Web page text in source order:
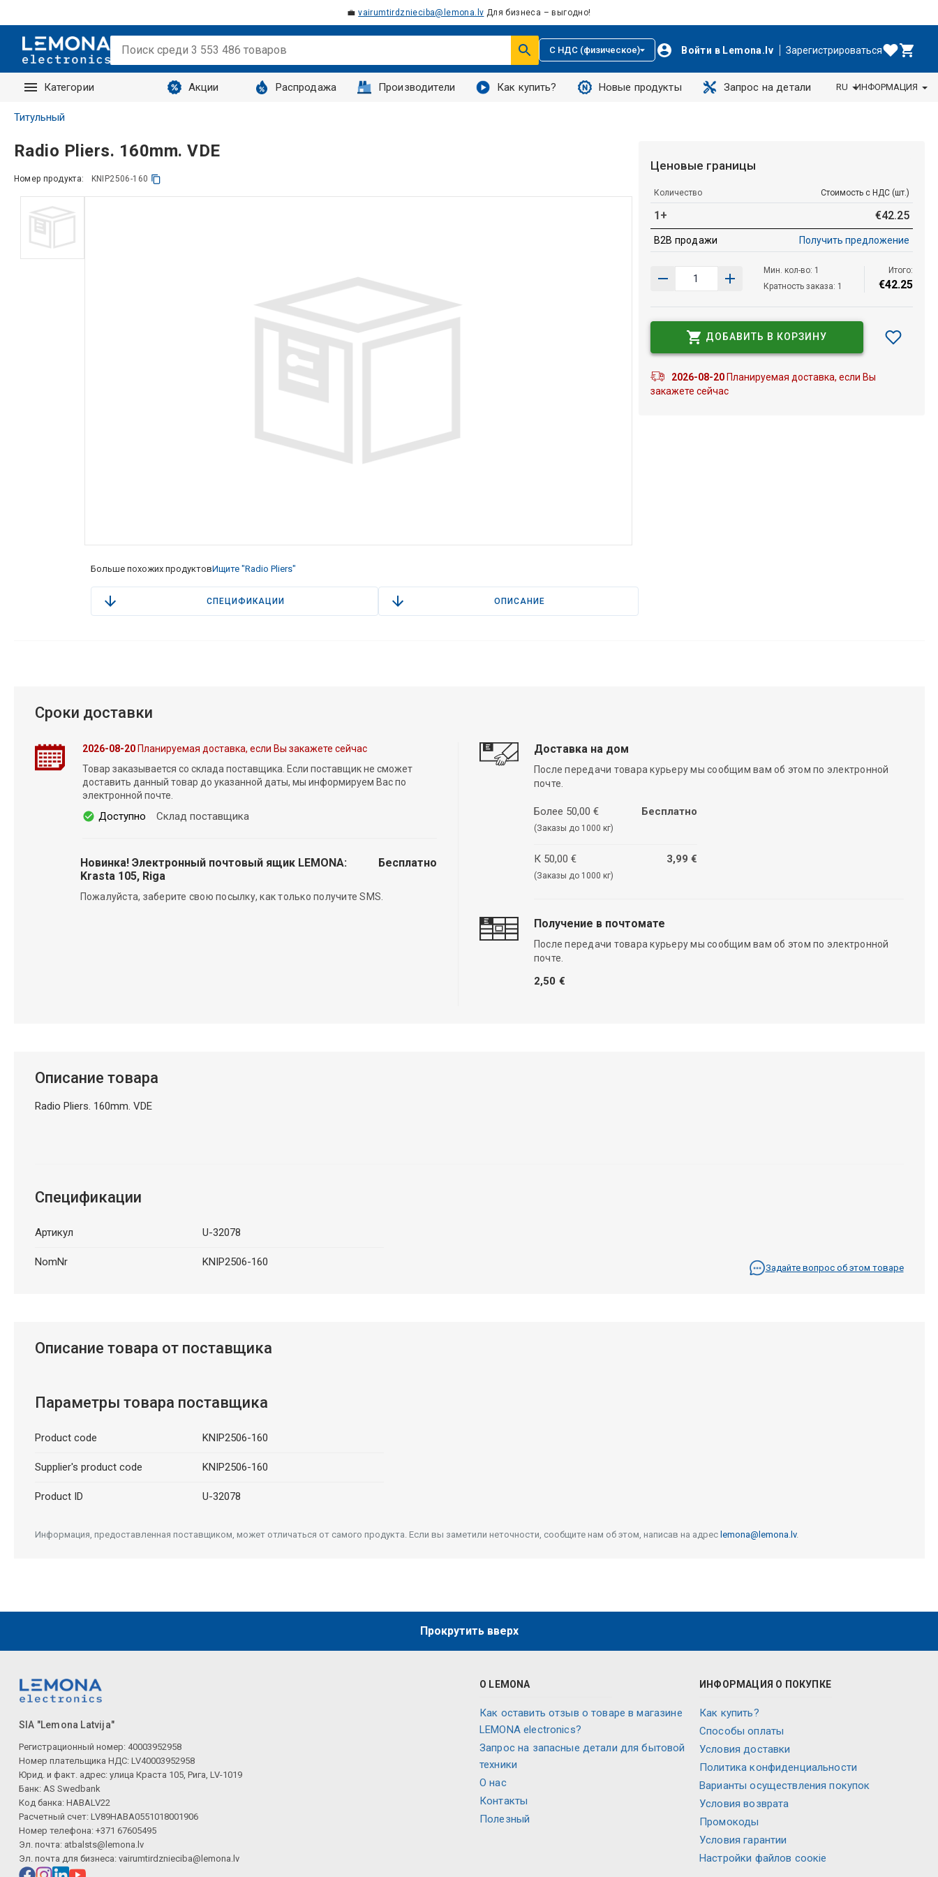
💼vairumtirdznieciba@lemona.lv Для бизнеса – выгодно!
С НДС (физическое) Войти в Lemona.lv Зарегистрироваться
Категории Акции Распродажа Производители Как купить? Новые продукты Запрос на детали
Запросы
RU ИНФОРМАЦИЯ
Титульный
Radio Pliers. 160mm. VDE
Номер продукта: KNIP2506-160
Больше похожих продуктовИщите "Radio Pliers"
СПЕЦИФИКАЦИИ ОПИСАНИЕ
Ценовые границы
Количество Стоимость с НДС (шт.)
1+ €42.25
B2B продажи Получить предложение
Мин. кол-во: 1
Кратность заказа: 1
Итого:
€42.25
ДОБАВИТЬ В КОРЗИНУ
2026-08-20Планируемая доставка, если Вы
закажете сейчас
Сроки доставки
2026-08-20Планируемая доставка, если Вы закажете сейчас
Товар заказывается со склада поставщика. Если поставщик не сможет
доставить данный товар до указанной даты, мы информируем Вас по
электронной почте.
Доступно Склад поставщика
Новинка! Электронный почтовый ящик LEMONA:
Krasta 105, Riga
Бесплатно
Пожалуйста, заберите свою посылку, как только получите SMS.
Доставка на дом
После передачи товара курьеру мы сообщим вам об этом по электронной
почте.
Более 50,00 €
(Заказы до 1000 кг)
Бесплатно
К 50,00 €
(Заказы до 1000 кг)
3,99 €
Получение в почтомате
После передачи товара курьеру мы сообщим вам об этом по электронной
почте.
2,50 €
Описание товара
Radio Pliers. 160mm. VDE
Спецификации
Артикул U-32078
NomNr KNIP2506-160 Задайте вопрос об этом товаре
Описание товара от поставщика
Параметры товара поставщика
Product code KNIP2506-160
Supplier's product code KNIP2506-160
Product ID U-32078
Информация, предоставленная поставщиком, может отличаться от самого продукта. Если вы заметили неточности, сообщите нам об этом, написав на адрес lemona@lemona.lv.
Прокрутить вверх
SIA "Lemona Latvija"
Регистрационный номер: 40003952958
Номер плательщика НДС: LV40003952958
Юрид. и факт. адрес: улица Краста 105, Рига, LV-1019
Банк: AS Swedbank
Код банка: HABALV22
Расчетный счет: LV89HABA0551018001906
Номер телефона: +371 67605495
Эл. почта: atbalsts@lemona.lv
Эл. почта для бизнеса: vairumtirdznieciba@lemona.lv
О LEMONA
Как оставить отзыв о товаре в магазине
LEMONA electronics?
Запрос на запасные детали для бытовой
техники
О нас
Контакты
Полезный
ИНФОРМАЦИЯ О ПОКУПКЕ
Как купить?
Способы оплаты
Условия доставки
Политика конфиденциальности
Варианты осуществления покупок
Условия возврата
Промокоды
Условия гарантии
Настройки файлов соокіе